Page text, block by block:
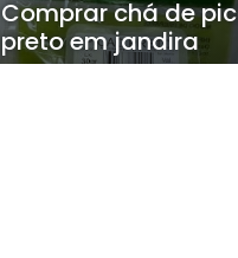
Comprar chá de
preto em jandira